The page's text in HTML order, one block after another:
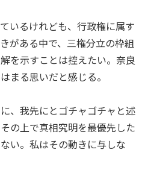
いるけれども、行政権に属す
がある中で、三権分立の枠組
を示すことは控えたい。奈良
まる思いだと感じる。
、我先にとゴチャゴチャと述
の上で真相究明を最優先した
い。私はその動きに与しな